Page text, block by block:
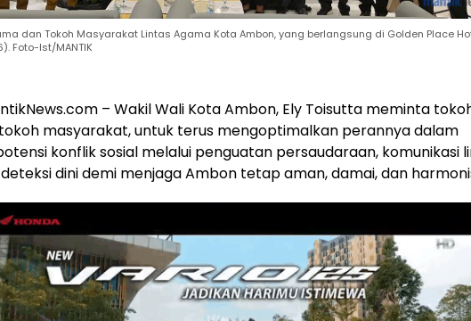
dan Tokoh Masyarakat Lintas Agama Kota Ambon, yang berlangsung di Golden Place
Foto-Ist/MANTIK
– Wakil Wali Kota Ambon, Ely Toisutta meminta
masyarakat, untuk terus mengoptimalkan perannya dalam
konflik sosial melalui penguatan persaudaraan, komunikasi
dini demi menjaga Ambon tetap aman, damai, dan